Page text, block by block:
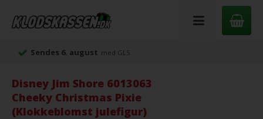
Sendes 6. august med GLS
Disney Jim Shore 6013063
Cheeky Christmas Pixie
(Klokkeblomst julefigur)